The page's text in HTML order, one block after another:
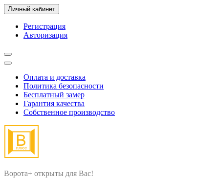
Личный кабинет
Регистрация
Авторизация
Оплата и доставка
Политика безопасности
Бесплатный замер
Гарантия качества
Собственное производство
Ворота+ открыты для Вас!